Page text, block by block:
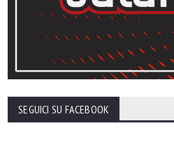
SEGUICI SU FACEBOOK